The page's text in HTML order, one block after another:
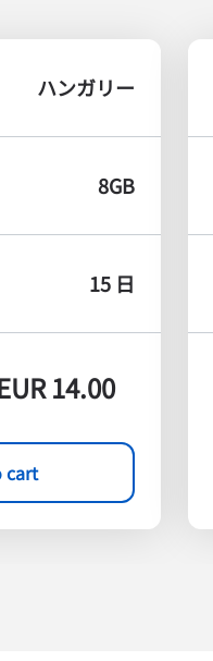
ハンガリー
8GB
15 日
14.00
cart